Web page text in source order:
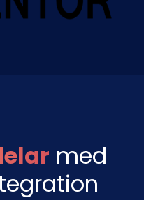
med